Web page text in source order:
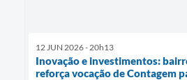
12 JUN 2026 - 20h13
Inovação e investimentos:
reforça vocação de Contagem